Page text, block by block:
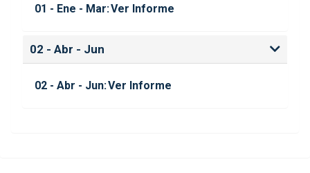
01 - Ene - Mar:Ver Informe
02 - Abr - Jun
02 - Abr - Jun:Ver Informe